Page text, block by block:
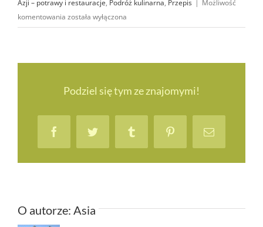
Azji – potrawy i restauracje, Podróż kulinarna, Przepis | Możliwość
komentowania „Azjatycka”
sałatka
–
sałatka
na upały
została wyłączona
Podziel się tym ze znajomymi!
FacebookTwitter Tumblr PinterestEmail
O autorze: Asia